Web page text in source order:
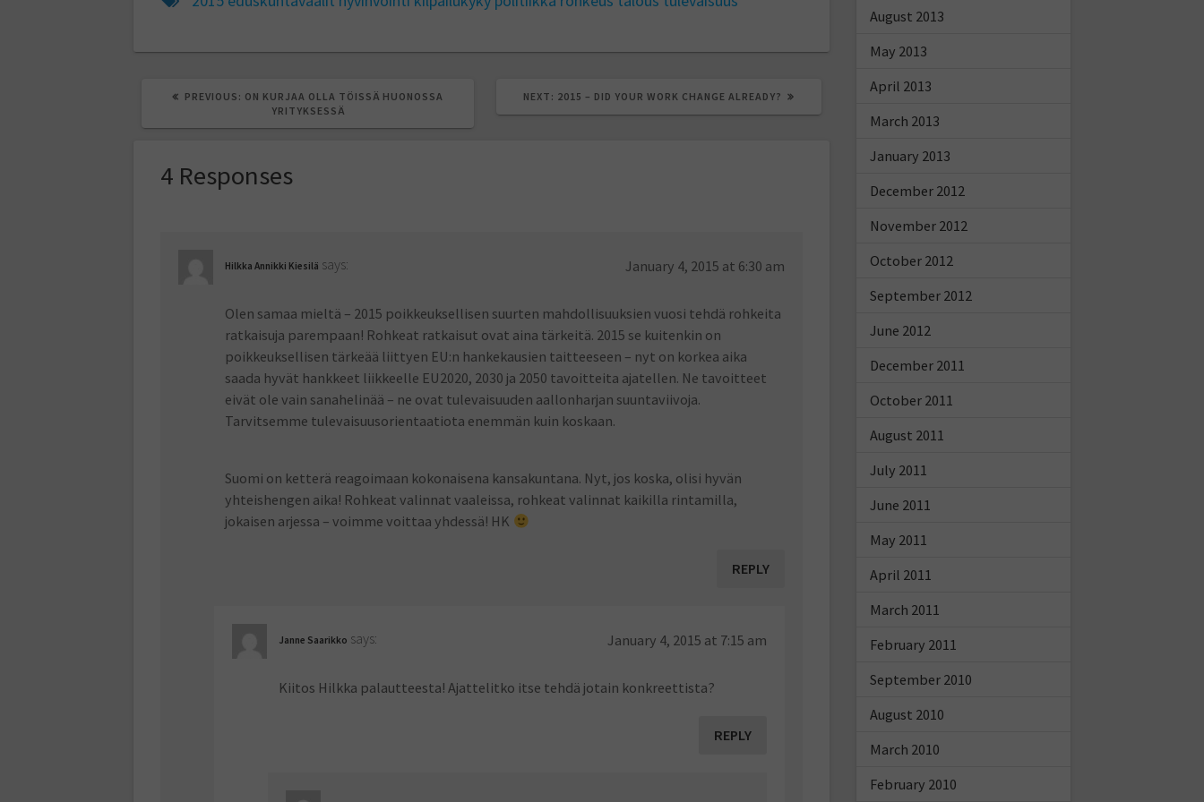
PREVIOUS: PREVIOUS
POST:
ON KURJAA OLLA TÖISSÄ HUONOSSA
YRITYKSESSÄ
NEXT: NEXT
2015 – DID YOUR WORK CHANGE ALREADY?
4 Responses
Hilkka Annikki Kiesilä says: January 4, 2015 at 6:30 am
Olen samaa mieltä – 2015 poikkeuksellisen suurten mahdollisuuksien vuosi tehdä rohkeita
ratkaisuja parempaan! Rohkeat ratkaisut ovat aina tärkeitä. 2015 se kuitenkin on
poikkeuksellisen tärkeää liittyen EU:n hankekausien taitteeseen – nyt on korkea aika
saada hyvät hankkeet liikkeelle EU2020, 2030 ja 2050 tavoitteita ajatellen. Ne tavoitteet
eivät ole vain sanahelinää – ne ovat tulevaisuuden aallonharjan suuntaviivoja.
Tarvitsemme tulevaisuusorientaatiota enemmän kuin koskaan.
Suomi on ketterä reagoimaan kokonaisena kansakuntana. Nyt, jos koska, olisi hyvän
yhteishengen aika! Rohkeat valinnat vaaleissa, rohkeat valinnat kaikilla rintamilla,
jokaisen arjessa – voimme voittaa yhdessä! HK
REPLY
Janne Saarikko says: January 4, 2015 at 7:15 am
Kiitos Hilkka palautteesta! Ajattelitko itse tehdä jotain konkreettista?
REPLY
August 2013
May 2013
April 2013
March 2013
January 2013
December 2012
November 2012
October 2012
September 2012
June 2012
December 2011
October 2011
August 2011
July 2011
June 2011
May 2011
April 2011
March 2011
February 2011
September 2010
August 2010
March 2010
February 2010